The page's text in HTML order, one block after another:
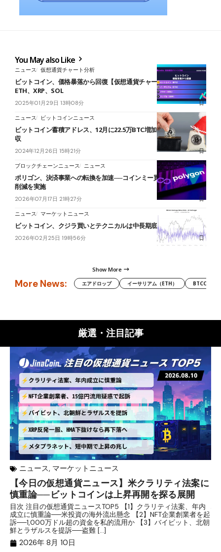
You May also Like
ニュース 仮想通貨チャート分析
ビットコイン、価格暴落から回復【仮想通貨チャート分析】BTC、
ETH、XRP、SOL
2025年01月29日 13時08分
ニュース ビットコインニュース
ビットコイン蓄積アドレス、12月に22.5万BTC増加｜売り圧力を吸
収
2024年12月26日 15時21分
ブロックチェーンニュース ニュース
ポリゴン、決済事業への転換を加速──コインミー買収に向けて人員
削減を実施
2026年07月17日 21時27分
ニュース マーケットニュース
ビットコイン、クジラ買いとテクニカルは中長期底値示唆
2026年02月25日 19時56分
Show More
More News: エアドロップ イーサリアム（ETH） BTCC
厳選・注目記事
ニュース, マーケットニュース
【今日の仮想通貨ニュース】米クラリティ法案に
慎重論──ビットコインは上昇再開を探る展開
目次 注目の仮想通貨ニュースTOP5 【1】クラリティ法案、年内
成立に慎重論──米投資の海外流出懸念 【2】NFT企業創業者を起
訴──1,000万ドル超の資金を私的流用か 【3】バイビット、北朝
鮮とラザルスを提訴──盗難 […]
2026年 8月 10日